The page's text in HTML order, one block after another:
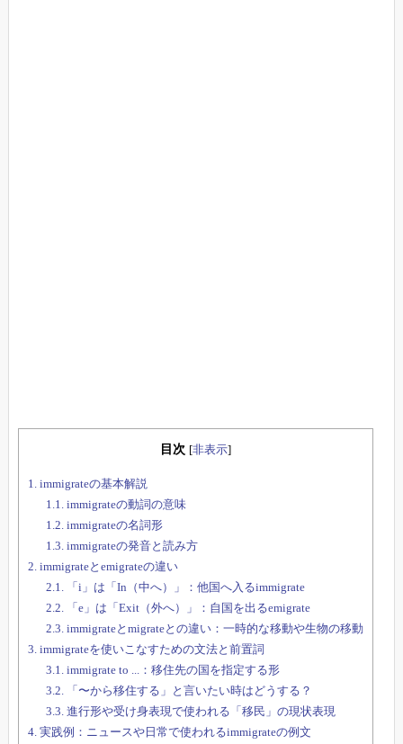
目次 [非表示]
1. immigrateの基本解説
1.1. immigrateの動詞の意味
1.2. immigrateの名詞形
1.3. immigrateの発音と読み方
2. immigrateとemigrateの違い
2.1.
「i」は「In（中へ）」：他国へ入るimmigrate
2.2.
「e」は「Exit（外へ）」：自国を出るemigrate
2.3. immigrateとmigrateとの違い：一時的な移動や生物の移動
3. immigrateを使いこなすための文法と前置詞
3.1. immigrate to ...：移住先の国を指定する形
3.2.
「〜から移住する」と言いたい時はどうする？
3.3. 進行形や受け身表現で使われる「移民」の現状表現
4. 実践例：ニュースや日常で使われるimmigrateの例文